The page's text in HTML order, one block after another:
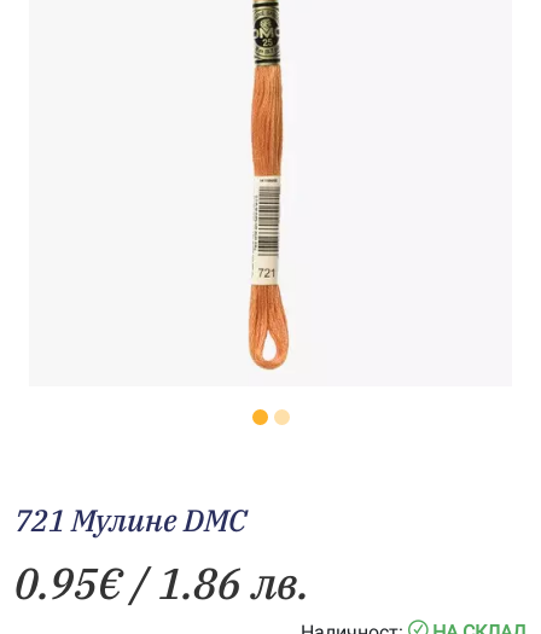
721 Мулине DMC
0.95€/ 1.86 лв.